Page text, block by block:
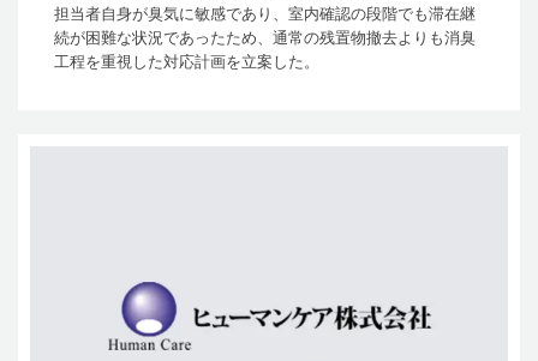
担当者自身が臭気に敏感であり、室内確認の段階でも滞在継
続が困難な状況であったため、通常の残置物撤去よりも消臭
工程を重視した対応計画を立案した。